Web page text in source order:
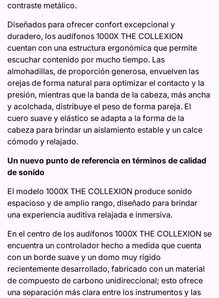
contraste metálico.
Diseñados para ofrecer confort excepcional y
duradero, los audífonos 1000X THE COLLEXION
cuentan con una estructura ergonómica que permite
escuchar contenido por mucho tiempo. Las
almohadillas, de proporción generosa, envuelven las
orejas de forma natural para optimizar el contacto y la
presión, mientras que la banda de la cabeza, más ancha
y acolchada, distribuye el peso de forma pareja. El
cuero suave y elástico se adapta a la forma de la
cabeza para brindar un aislamiento estable y un calce
cómodo y relajado.
Un nuevo punto de referencia en términos de calidad
de sonido
El modelo 1000X THE COLLEXION produce sonido
espacioso y de amplio rango, diseñado para brindar
una experiencia auditiva relajada e inmersiva.
En el centro de los audífonos 1000X THE COLLEXION se
encuentra un controlador hecho a medida que cuenta
con un borde suave y un domo muy rígido
recientemente desarrollado, fabricado con un material
de compuesto de carbono unidireccional; esto ofrece
una separación más clara entre los instrumentos y las